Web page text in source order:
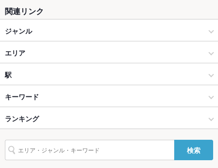
テラス席
貸切
設備
Wi-Fi
ー
駐車場
その他設備 －
その他
関連リンク
ジャンル
居酒屋
和風
金沢(金沢駅･近江町･ひがし茶屋) × 居酒屋
金沢(金沢駅･近江町･ひがし茶屋) × 和風
金沢駅 × 居酒屋
金沢駅 × 和風
エリア
金沢駅
金沢駅 × 居酒屋
金沢駅 × 和風
石川
石川 × 居酒屋
駅
金沢駅
七ツ屋駅
北鉄金沢駅
キーワード
肉じゃが
ランキング
石川のグルメランキング
石川の居酒屋ランキング
検索